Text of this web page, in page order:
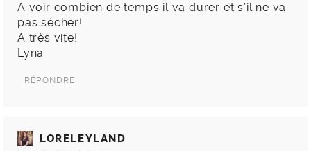
A voir combien de temps il va durer et s’il ne va
pas sécher!
A très vite!
Lyna
RÉPONDRE
LORELEYLAND